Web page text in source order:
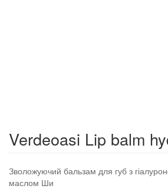
Verdeoasi Lip balm
Зволожуючий бальзам для губ з
маслом Ши